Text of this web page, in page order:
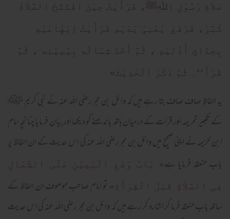
صَلاَةِ رَسُوْلِ اﷲِﷺ، فَرَأَيْتُ حِيْنَ افْتَتَحَ الصَّلاَةَ
کَبَّرَ، فَرَفَعَ يَعْنِیْ يَدَيْهِ فَرَأَيْتُ اِبْهَامَيْهِ
بِحِذَائِ أُذُنَيْهِ ، ثُمَّ أَخَذَ شِمَالَه بِيَمِيْنِه ، ثُمَّ
قَرَأَ‘‘۔ ثُمَّ ذَکَرَ الْحَدِيْثَ»
یہ الفاظ صاف صاف بتا رہے ہیں کہ وائل بن حجر رضی اللہ عنہ نے نبی کریم ﷺ
کے تکبیر تحریمہ اور قرأت کے درمیان ہاتھ باندھنے کو دیکھا اور بیان فرمایا چنانچہ امام
ابن خزیمہ نے اپنی صحیح میں وائل بن حجر رضی اللہ عنہ کی اس حدیث کے ان الفاظ پر
باب منعقد فرمایا ہے« بَابُ وَضْعِ الْيَمِيْنِ عَلَی الشِّمَالِ
فِی الصَّلاَةِ قَبْلَ الْقِرْأَةِ» تو امام صاحب موصوف ان الفاظ کے
ساتھ باب منعقد فرما کر اشارہ کر رہے ہیں کہ وائل بن حجر رضی اللہ عنہ کی اس حدیث